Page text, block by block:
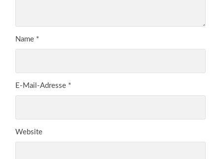
Name *
E-Mail-Adresse *
Website